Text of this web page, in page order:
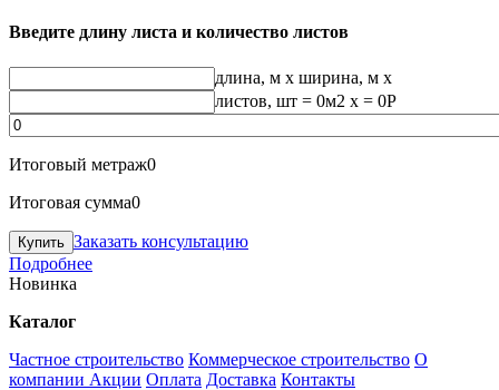
Введите длину листа и количество листов
длина, м x ширина, м x
листов, шт = 0м2 x = 0Р
Итоговый метраж0
Итоговая сумма0
Заказать консультацию
Подробнее
Новинка
Каталог
Частное строительство Коммерческое строительство О
компании Акции Оплата Доставка Контакты